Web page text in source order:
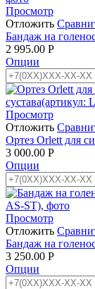
Просмотр
Отложить
Бандаж на
2 995.00 Р
Опции
Просмотр
Отложить
Ортез Orlett для
3 000.00 Р
Опции
Просмотр
Отложить
Бандаж на
3 250.00 Р
Опции